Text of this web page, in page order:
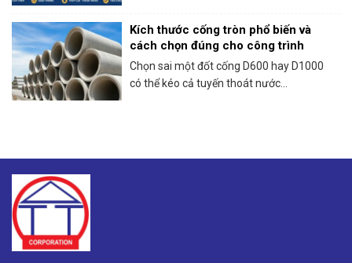
Kích thước cống tròn phổ biến và
cách chọn đúng cho công trình
Chọn sai một đốt cống D600 hay D1000
có thể kéo cả tuyến thoát nước...